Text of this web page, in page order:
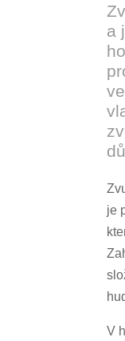
a
je
V